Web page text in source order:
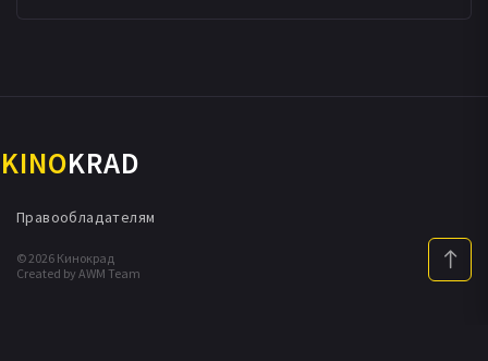
KINOKRAD
© 2026 Кинокрад
Created by AWM Team
Правообладателям